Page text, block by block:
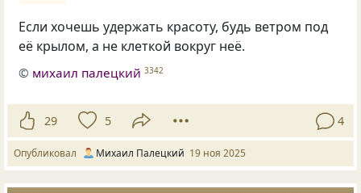
Если хочешь удержать красоту, будь ветром под
её крылом, а не клеткой вокруг неё.
© михаил палецкий 3342
29 5 4
Опубликовал Михаил Палецкий 19 ноя 2025